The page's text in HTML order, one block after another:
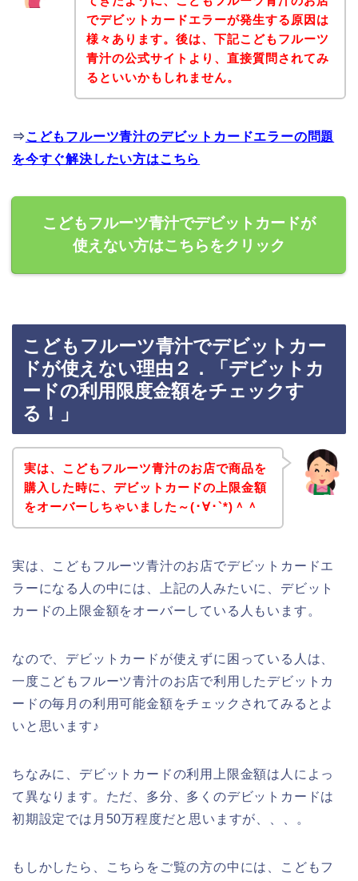
でデビットカードエラーが発生する原因は
様々あります。後は、下記こどもフルーツ
青汁の公式サイトより、直接質問されてみ
るといいかもしれません。
⇒ こどもフルーツ青汁のデビットカードエラーの問題
を今すぐ解決したい方はこちら
こどもフルーツ青汁でデビットカードが
使えない方はこちらをクリック
こどもフルーツ青汁でデビットカー
ドが使えない理由２．「デビットカ
ードの利用限度金額をチェックす
る！」
実は、こどもフルーツ青汁のお店で商品を
購入した時に、デビットカードの上限金額
をオーバーしちゃいました～(･∀･`*)＾＾
実は、こどもフルーツ青汁のお店でデビットカードエ
ラーになる人の中には、上記の人みたいに、デビット
カードの上限金額をオーバーしている人もいます。
なので、デビットカードが使えずに困っている人は、
一度こどもフルーツ青汁のお店で利用したデビットカ
ードの毎月の利用可能金額をチェックされてみるとよ
いと思います♪
ちなみに、デビットカードの利用上限金額は人によっ
て異なります。ただ、多分、多くのデビットカードは
初期設定では月50万程度だと思いますが、、、。
もしかしたら、こちらをご覧の方の中には、こどもフ